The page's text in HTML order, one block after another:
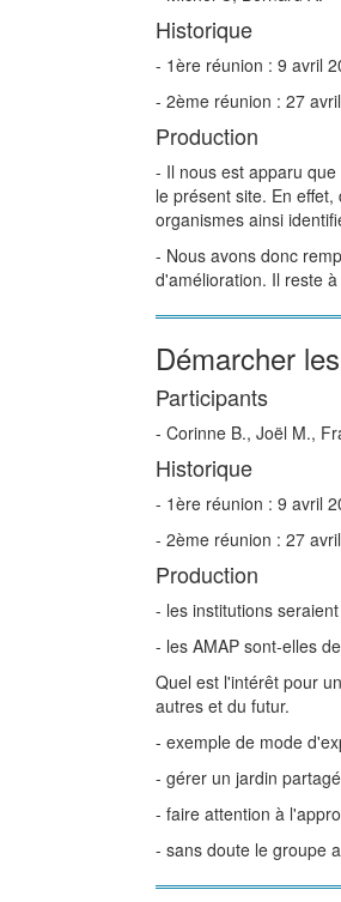
Historique
- 1ère réunion : 9 avril
- 2ème réunion : 27
Production
- Il nous est apparu
le présent site. En
organismes ainsi
- Nous avons donc
d'amélioration. Il reste
Démarcher
Participants
- Corinne B., Joël M.,
Historique
- 1ère réunion : 9 avril
- 2ème réunion : 27
Production
- les institutions
- les AMAP sont-elles
Quel est l'intérêt pour
autres et du futur.
- exemple de mode
- gérer un jardin
- faire attention à
- sans doute le groupe